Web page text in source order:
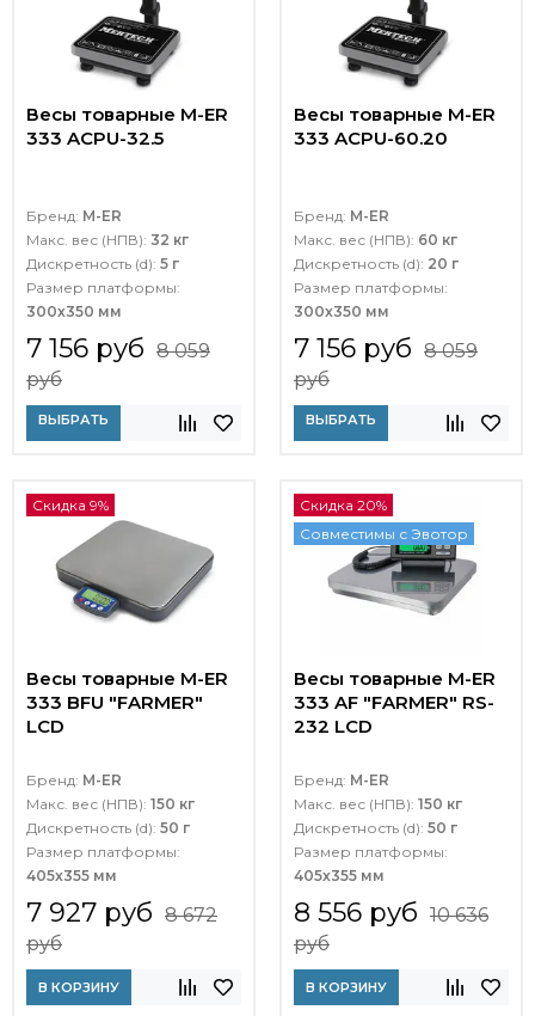
Весы товарные M-ER
333 ACPU-32.5
Бренд: M-ER
Макс. вес (НПВ): 32 кг
Дискретность (d): 5 г
Размер платформы:
300х350 мм
7 156 руб 8 059
руб
ВЫБРАТЬ
Весы товарные M-ER
333 ACPU-60.20
Бренд: M-ER
Макс. вес (НПВ): 60 кг
Дискретность (d): 20 г
Размер платформы:
300х350 мм
7 156 руб 8 059
руб
ВЫБРАТЬ
Скидка 9%
Весы товарные M-ER
333 BFU "FARMER"
LCD
Бренд: M-ER
Макс. вес (НПВ): 150 кг
Дискретность (d): 50 г
Размер платформы:
405х355 мм
7 927 руб 8 672
руб
В КОРЗИНУ
Скидка 20%
Совместимы с Эвотор
Весы товарные M-ER
333 AF "FARMER" RS-
232 LCD
Бренд: M-ER
Макс. вес (НПВ): 150 кг
Дискретность (d): 50 г
Размер платформы:
405х355 мм
8 556 руб 10 636
руб
В КОРЗИНУ